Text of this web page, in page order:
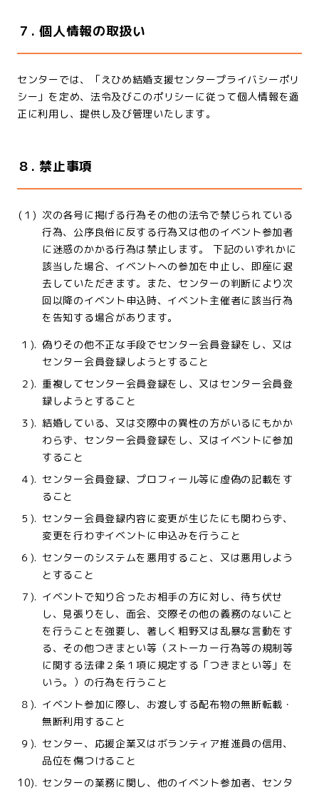
７. 個人情報の取扱い
センターでは、「えひめ結婚支援センタープライバシーポリ
シー」を定め、法令及びこのポリシーに従って個人情報を適
正に利用し、提供し及び管理いたします。
８. 禁止事項
(１) 次の各号に掲げる行為その他の法令で禁じられている
行為、公序良俗に反する行為又は他のイベント参加者
に迷惑のかかる行為は禁止します。 下記のいずれかに
該当した場合、イベントへの参加を中止し、即座に退
去していただきます。また、センターの判断により次
回以降のイベント申込時、イベント主催者に該当行為
を告知する場合があります。
１). 偽りその他不正な手段でセンター会員登録をし、又は
センター会員登録しようとすること
２). 重複してセンター会員登録をし、又はセンター会員登
録しようとすること
３). 結婚している、又は交際中の異性の方がいるにもかか
わらず、センター会員登録をし、又はイベントに参加
すること
４). センター会員登録、プロフィール等に虚偽の記載をす
ること
５). センター会員登録内容に変更が生じたにも関わらず、
変更を行わずイベントに申込みを行うこと
６). センターのシステムを悪用すること、又は悪用しよう
とすること
７). イベントで知り合ったお相手の方に対し、待ち伏せ
し、見張りをし、面会、交際その他の義務のないこと
を行うことを強要し、著しく粗野又は乱暴な言動をす
る、その他つきまとい等（ストーカー行為等の規制等
に関する法律２条１項に規定する「つきまとい等」を
いう。）の行為を行うこと
８). イベント参加に際し、お渡しする配布物の無断転載・
無断利用すること
９). センター、応援企業又はボランティア推進員の信用、
品位を傷つけること
10). センターの業務に関し、他のイベント参加者、センタ